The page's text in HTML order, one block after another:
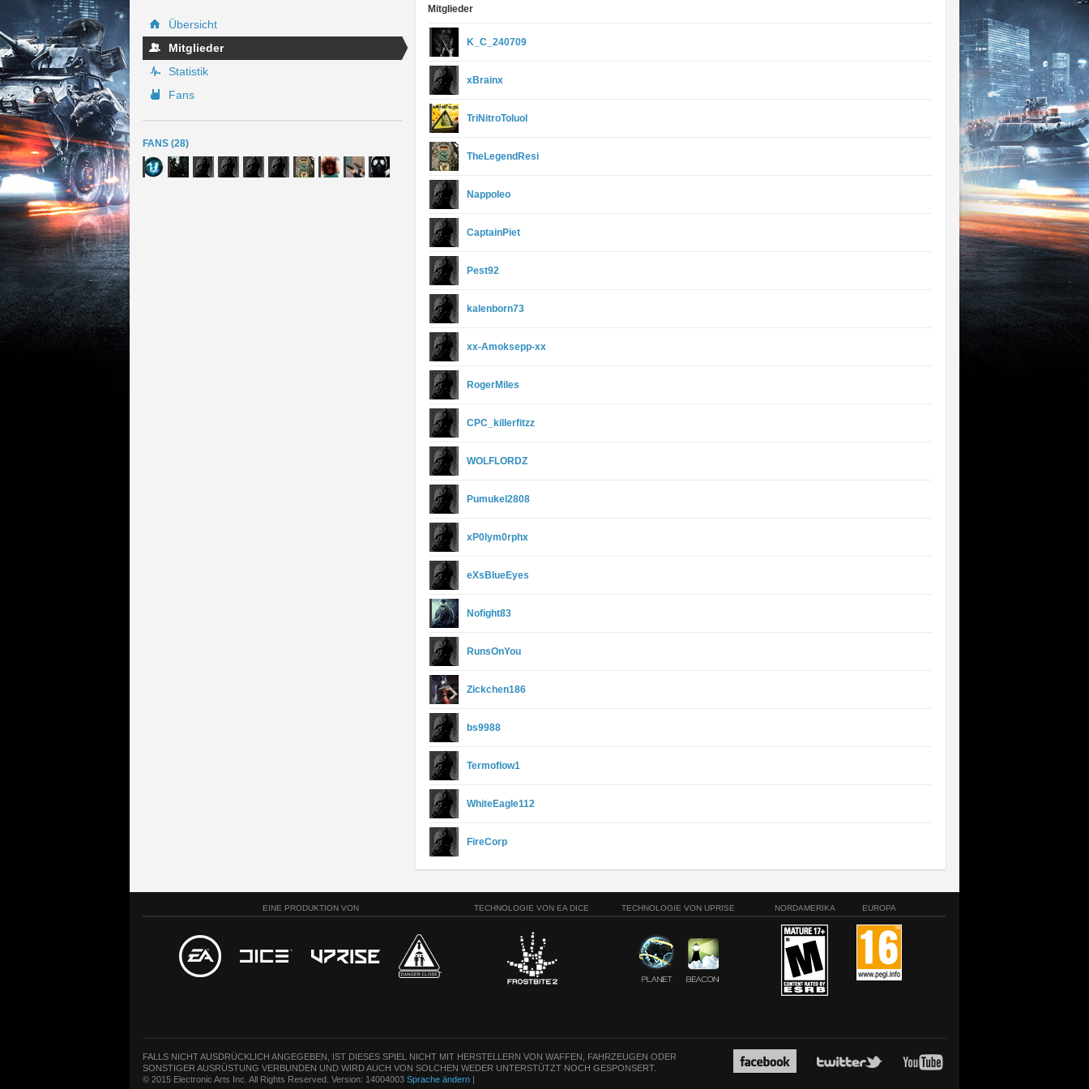
Übersicht
Mitglieder
Statistik
Fans
FANS (28)
Mitglieder
K_C_240709
xBrainx
TriNitroToluol
TheLegendResi
Nappoleo
CaptainPiet
Pest92
kalenborn73
xx-Amoksepp-xx
RogerMiles
CPC_killerfitzz
WOLFLORDZ
Pumukel2808
xP0lym0rphx
eXsBlueEyes
Nofight83
RunsOnYou
Zickchen186
bs9988
Termoflow1
WhiteEagle112
FireCorp
EINE PRODUKTION VON TECHNOLOGIE VON EA DICE TECHNOLOGIE VON UPRISE NORDAMERIKA EUROPA
FALLS NICHT AUSDRÜCKLICH ANGEGEBEN, IST DIESES SPIEL NICHT MIT HERSTELLERN VON WAFFEN, FAHRZEUGEN ODER
SONSTIGER AUSRÜSTUNG VERBUNDEN UND WIRD AUCH VON SOLCHEN WEDER UNTERSTÜTZT NOCH GESPONSERT.
© 2015 Electronic Arts Inc. All Rights Reserved. Version: 14004003 Sprache ändern |